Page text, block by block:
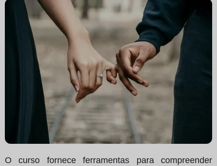
O curso fornece ferramentas para compreender